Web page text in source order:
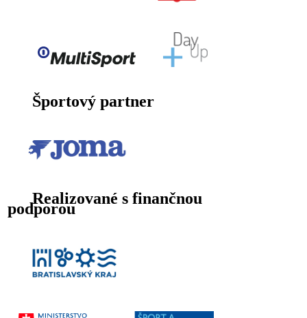
Športový partner
Realizované s finančnou
podporou